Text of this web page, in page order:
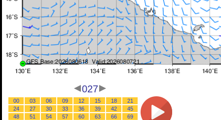
027
00 03 06 09 12 15 18
21
24
27 30 33 36 39 42
45
48
51 54 57 60 63 66
69